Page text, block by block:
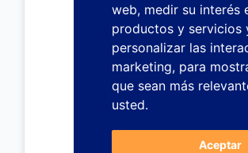
web, medir su interés
productos y servicios
personalizar las
marketing, para
que sean más
usted.
Aceptar